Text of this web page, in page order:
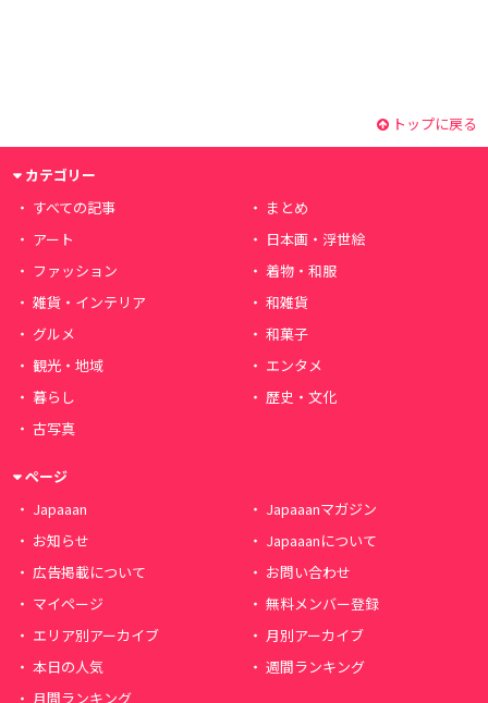
トップに戻る
カテゴリー
すべての記事
まとめ
アート
日本画・浮世絵
ファッション
着物・和服
雑貨・インテリア
和雑貨
グルメ
和菓子
観光・地域
エンタメ
暮らし
歴史・文化
古写真
ページ
Japaaan
Japaaanマガジン
お知らせ
Japaaanについて
広告掲載について
お問い合わせ
マイページ
無料メンバー登録
エリア別アーカイブ
月別アーカイブ
本日の人気
週間ランキング
月間ランキング